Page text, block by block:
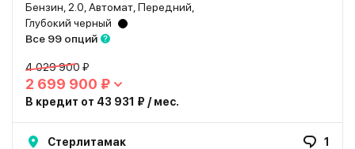
Бензин, 2.0, Автомат, Передний,
Глубокий черный
Все 99 опций
4 029 900 ₽
2 699 900 ₽
В кредит от 43 931 ₽ / мес.
Стерлитамак 1